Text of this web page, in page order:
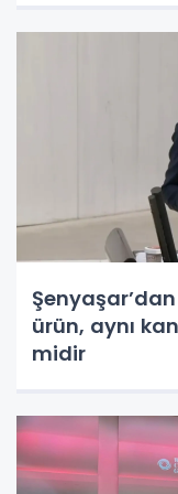
ürün, aynı
midir